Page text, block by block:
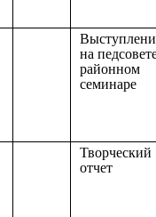
на
районном
семинаре
Творческий
отчет